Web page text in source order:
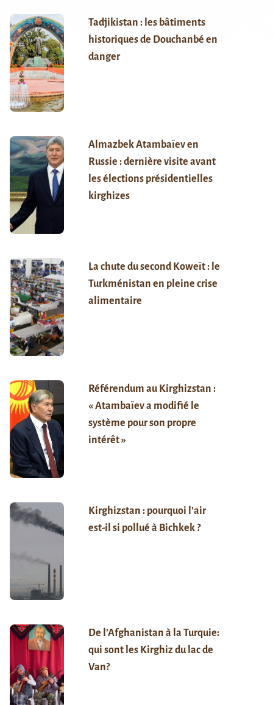
Tadjikistan : les bâtiments
historiques de Douchanbé en
danger
Almazbek Atambaïev en
Russie : dernière visite avant
les élections présidentielles
kirghizes
La chute du second Koweït : le
Turkménistan en pleine crise
alimentaire
Référendum au Kirghizstan :
« Atambaïev a modifié le
système pour son propre
intérêt »
Kirghizstan : pourquoi l’air
est-il si pollué à Bichkek ?
De l’Afghanistan à la Turquie:
qui sont les Kirghiz du lac de
Van?